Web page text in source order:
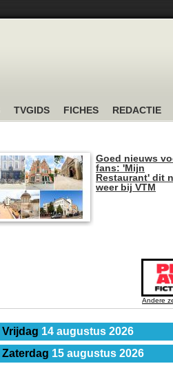
TVGIDS FICHES REDACTIE
Goed nieuws
fans: 'Mijn
Restaurant' dit
weer bij VTM
Andere
Vrijdag 14 augustus 2026
Zaterdag 15 augustus 2026